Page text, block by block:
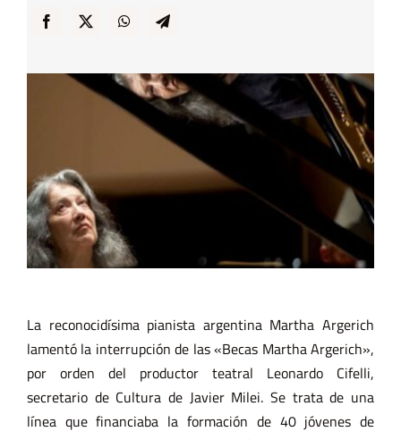
La reconocidísima pianista argentina Martha Argerich
lamentó la interrupción de las «Becas Martha Argerich»,
por orden del productor teatral Leonardo Cifelli,
secretario de Cultura de Javier Milei. Se trata de una
línea que financiaba la formación de 40 jóvenes de